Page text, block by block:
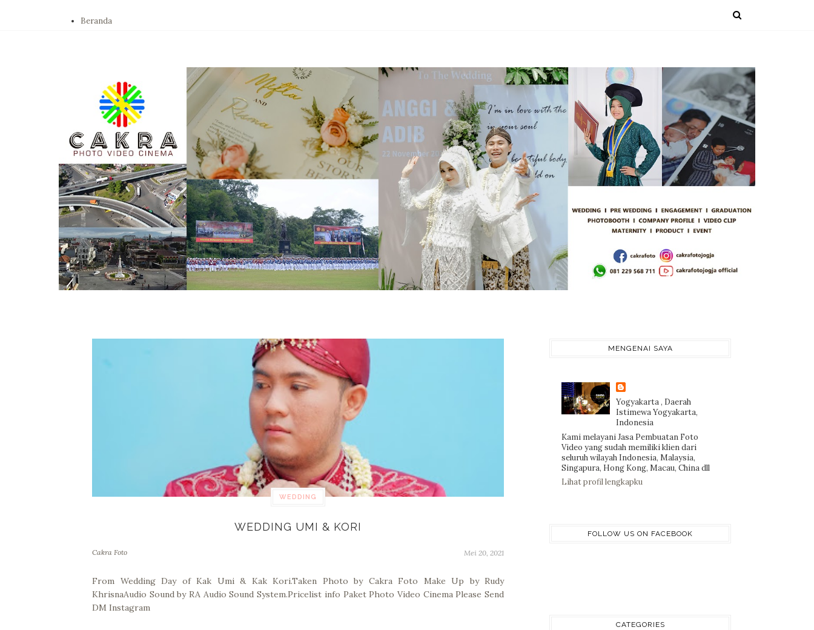
Beranda
WEDDING
WEDDING UMI & KORI
Cakra Foto Mei 20, 2021
From Wedding Day of Kak Umi & Kak Kori.Taken Photo by Cakra Foto Make Up by Rudy
KhrisnaAudio Sound by RA Audio Sound System.Pricelist info Paket Photo Video Cinema Please Send
DM Instagram
MENGENAI SAYA
Yogyakarta , Daerah
Istimewa Yogyakarta,
Indonesia
Kami melayani Jasa Pembuatan Foto
Video yang sudah memiliki klien dari
seluruh wilayah Indonesia, Malaysia,
Singapura, Hong Kong, Macau, China dll
Lihat profil lengkapku
FOLLOW US ON FACEBOOK
CATEGORIES